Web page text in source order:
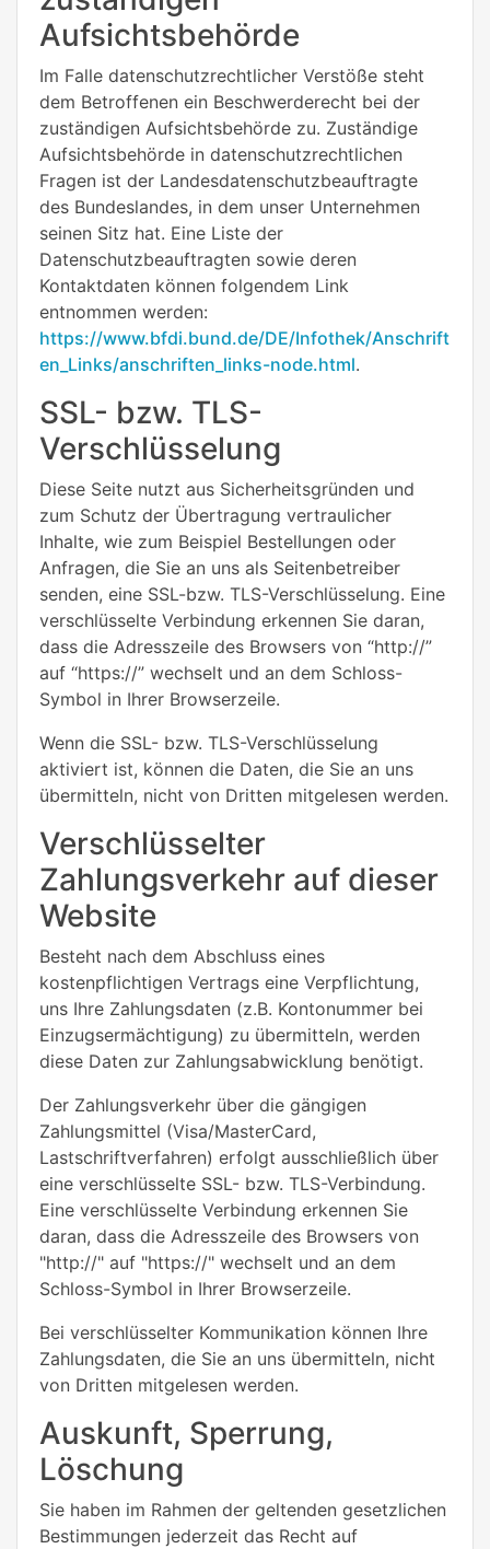
Aufsichtsbehörde
Im Falle datenschutzrechtlicher Verstöße steht
dem Betroffenen ein Beschwerderecht bei der
zuständigen Aufsichtsbehörde zu. Zuständige
Aufsichtsbehörde in datenschutzrechtlichen
Fragen ist der Landesdatenschutzbeauftragte
des Bundeslandes, in dem unser Unternehmen
seinen Sitz hat. Eine Liste der
Datenschutzbeauftragten sowie deren
Kontaktdaten können folgendem Link
entnommen werden:
https://www.bfdi.bund.de/DE/Infothek/Anschrift
en_Links/anschriften_links-node.html.
SSL- bzw. TLS-
Verschlüsselung
Diese Seite nutzt aus Sicherheitsgründen und
zum Schutz der Übertragung vertraulicher
Inhalte, wie zum Beispiel Bestellungen oder
Anfragen, die Sie an uns als Seitenbetreiber
senden, eine SSL-bzw. TLS-Verschlüsselung. Eine
verschlüsselte Verbindung erkennen Sie daran,
dass die Adresszeile des Browsers von “http://”
auf “https://” wechselt und an dem Schloss-
Symbol in Ihrer Browserzeile.
Wenn die SSL- bzw. TLS-Verschlüsselung
aktiviert ist, können die Daten, die Sie an uns
übermitteln, nicht von Dritten mitgelesen werden.
Verschlüsselter
Zahlungsverkehr auf dieser
Website
Besteht nach dem Abschluss eines
kostenpflichtigen Vertrags eine Verpflichtung,
uns Ihre Zahlungsdaten (z.B. Kontonummer bei
Einzugsermächtigung) zu übermitteln, werden
diese Daten zur Zahlungsabwicklung benötigt.
Der Zahlungsverkehr über die gängigen
Zahlungsmittel (Visa/MasterCard,
Lastschriftverfahren) erfolgt ausschließlich über
eine verschlüsselte SSL- bzw. TLS-Verbindung.
Eine verschlüsselte Verbindung erkennen Sie
daran, dass die Adresszeile des Browsers von
"http://" auf "https://" wechselt und an dem
Schloss-Symbol in Ihrer Browserzeile.
Bei verschlüsselter Kommunikation können Ihre
Zahlungsdaten, die Sie an uns übermitteln, nicht
von Dritten mitgelesen werden.
Auskunft, Sperrung,
Löschung
Sie haben im Rahmen der geltenden gesetzlichen
Bestimmungen jederzeit das Recht auf